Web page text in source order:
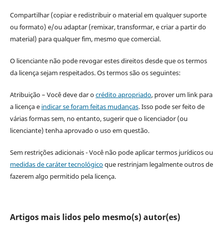
Compartilhar (copiar e redistribuir o material em qualquer suporte
ou formato) e/ou adaptar (remixar, transformar, e criar a partir do
material) para qualquer fim, mesmo que comercial.
O licenciante não pode revogar estes direitos desde que os termos
da licença sejam respeitados. Os termos são os seguintes:
Atribuição – Você deve dar ocrédito apropriado, prover um link para
a licença e indicar se foram feitas mudanças. Isso pode ser feito de
várias formas sem, no entanto, sugerir que o licenciador (ou
licenciante) tenha aprovado o uso em questão.
Sem restrições adicionais - Você não pode aplicar termos jurídicos ou
medidas de caráter tecnológicoque restrinjam legalmente outros de
fazerem algo permitido pela licença.
Artigos mais lidos pelo mesmo(s) autor(es)